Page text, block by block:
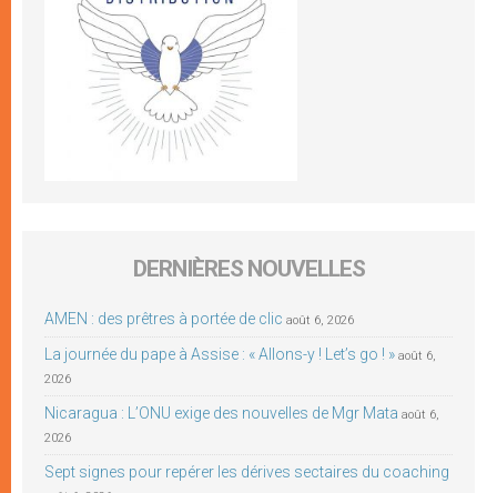
DERNIÈRES NOUVELLES
AMEN : des prêtres à portée de clic août 6, 2026
La journée du pape à Assise : « Allons-y ! Let’s go ! » août 6,
2026
Nicaragua : L’ONU exige des nouvelles de Mgr Mata août 6,
2026
Sept signes pour repérer les dérives sectaires du coaching